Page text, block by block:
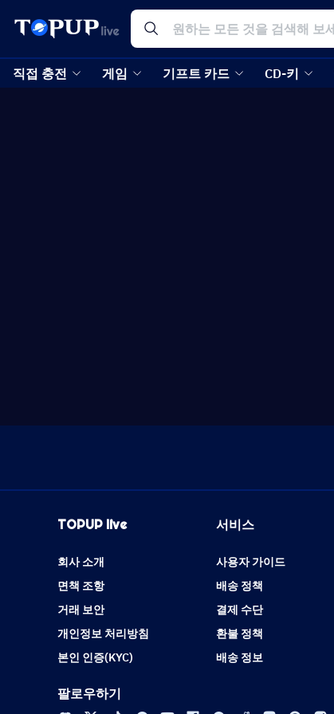
직접 충전 게임 기프트 카드 CD-키
TOPUP live
회사 소개
면책 조항
거래 보안
개인정보 처리방침
본인 인증(KYC)
서비스
사용자 가이드
배송 정책
결제 수단
환불 정책
배송 정보
팔로우하기